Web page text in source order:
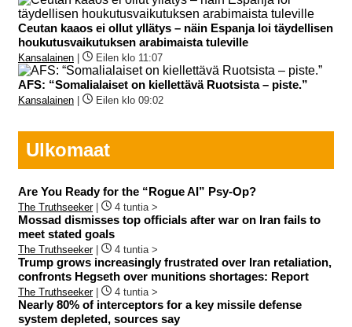
Ceutan kaaos ei ollut yllätys – näin Espanja loi täydellisen
houkutusvaikutuksen arabimaista tuleville
Kansalainen Eilen klo 11:07
AFS: “Somalialaiset on kiellettävä Ruotsista – piste.”
Kansalainen Eilen klo 09:02
Ulkomaat
Are You Ready for the “Rogue AI” Psy-Op?
The Truthseeker| 4 tuntia >
Mossad dismisses top officials after war on Iran fails to
meet stated goals
The Truthseeker| 4 tuntia >
Trump grows increasingly frustrated over Iran retaliation,
confronts Hegseth over munitions shortages: Report
The Truthseeker| 4 tuntia >
Nearly 80% of interceptors for a key missile defense
system depleted, sources say